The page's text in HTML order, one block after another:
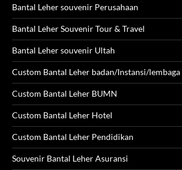
Bantal Leher souvenir Perusahaan
Bantal Leher Souvenir Tour & Travel
Bantal Leher souvenir Ultah
Custom Bantal Leher badan/Instansi/
Custom Bantal Leher BUMN
Custom Bantal Leher Hotel
Custom Bantal Leher Pendidikan
Souvenir Bantal Leher Asuransi